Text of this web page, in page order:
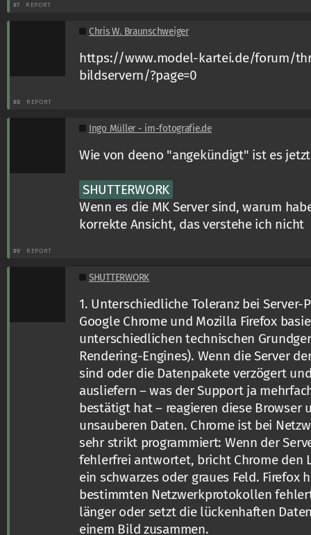
#7 REPORT
Chris W. Braunschweiger
https://www.model-kartei.de/forum/
bildservern/?page=0
#8 REPORT
Ingo Müller - im-fotografie.de
Wie von deeno "angekündigt" ist es
SHUTTERWORK
Wenn es die MK Server sind, warum
korrekte Ansicht, das verstehe ich nicht
#9 REPORT
SHUTTERWORK
1. Unterschiedliche Toleranz bei Server-
Google Chrome und Mozilla Firefox
unterschiedlichen technischen
Rendering-Engines). Wenn die Server
sind oder die Datenpakete verzögert
ausliefern – was der Support ja
bestätigt hat – reagieren diese Browser
unsauberen Daten. Chrome ist bei
sehr strikt programmiert: Wenn der
fehlerfrei antwortet, bricht Chrome den
ein schwarzes oder graues Feld. Firefox
bestimmten Netzwerkprotokollen
länger oder setzt die lückenhaften
einem Bild zusammen.